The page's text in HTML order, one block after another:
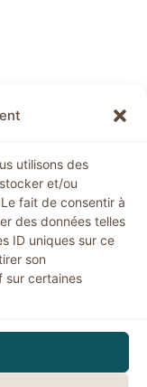
utilisons des
et/ou
fait de consentir à
des données telles
ID uniques sur ce
son
sur certaines